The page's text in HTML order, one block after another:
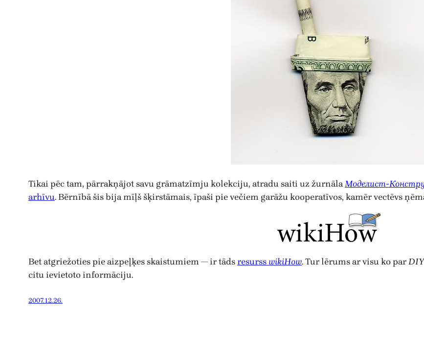
Tikai pēc tam, pārrakņājot savu grāmatzīmju kolekciju, atradu saiti uz žurnālaМоделист-
arhīvu. Bērnībā šis bija mīļš šķirstāmais, īpaši pie večiem garāžu kooperatīvos, kamēr vectēvs
Bet atgriežoties pie aizpeļķes skaistumiem — ir tāds resurss wikiHow. Tur lērums ar visu ko par
citu ievietoto informāciju.
2007.12.26.